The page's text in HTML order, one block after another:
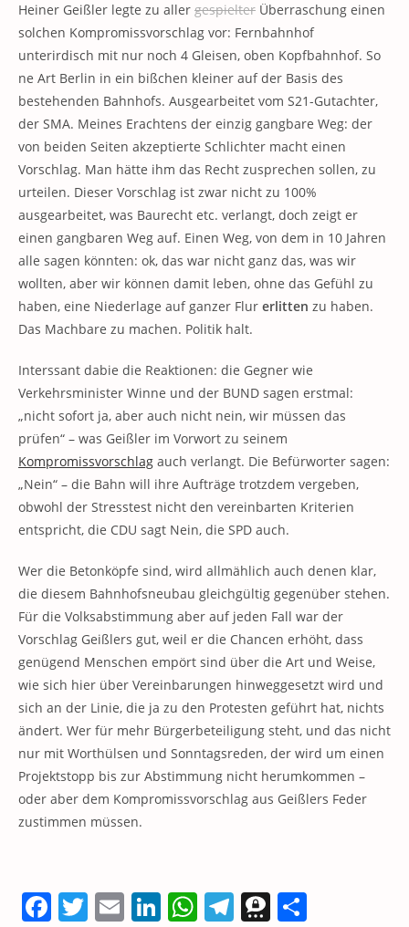
Heiner Geißler legte zu aller gespielter Überraschung einen
solchen Kompromissvorschlag vor: Fernbahnhof
unterirdisch mit nur noch 4 Gleisen, oben Kopfbahnhof. So
ne Art Berlin in ein bißchen kleiner auf der Basis des
bestehenden Bahnhofs. Ausgearbeitet vom S21-Gutachter,
der SMA. Meines Erachtens der einzig gangbare Weg: der
von beiden Seiten akzeptierte Schlichter macht einen
Vorschlag. Man hätte ihm das Recht zusprechen sollen, zu
urteilen. Dieser Vorschlag ist zwar nicht zu 100%
ausgearbeitet, was Baurecht etc. verlangt, doch zeigt er
einen gangbaren Weg auf. Einen Weg, von dem in 10 Jahren
alle sagen könnten: ok, das war nicht ganz das, was wir
wollten, aber wir können damit leben, ohne das Gefühl zu
haben, eine Niederlage auf ganzer Flur erlitten zu haben.
Das Machbare zu machen. Politik halt.
Interssant dabie die Reaktionen: die Gegner wie
Verkehrsminister Winne und der BUND sagen erstmal:
„nicht sofort ja, aber auch nicht nein, wir müssen das
prüfen“ – was Geißler im Vorwort zu seinem
Kompromissvorschlag auch verlangt. Die Befürworter sagen:
„Nein“ – die Bahn will ihre Aufträge trotzdem vergeben,
obwohl der Stresstest nicht den vereinbarten Kriterien
entspricht, die CDU sagt Nein, die SPD auch.
Wer die Betonköpfe sind, wird allmählich auch denen klar,
die diesem Bahnhofsneubau gleichgültig gegenüber stehen.
Für die Volksabstimmung aber auf jeden Fall war der
Vorschlag Geißlers gut, weil er die Chancen erhöht, dass
genügend Menschen empört sind über die Art und Weise,
wie sich hier über Vereinbarungen hinweggesetzt wird und
sich an der Linie, die ja zu den Protesten geführt hat, nichts
ändert. Wer für mehr Bürgerbeteiligung steht, und das nicht
nur mit Worthülsen und Sonntagsreden, der wird um einen
Projektstopp bis zur Abstimmung nicht herumkommen –
oder aber dem Kompromissvorschlag aus Geißlers Feder
zustimmen müssen.
F T E Li W T T